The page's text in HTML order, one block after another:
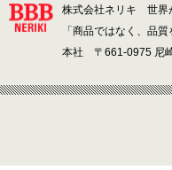
株式会社ネリキ 世界
「商品ではなく、品
本社 〒661-0975 尼